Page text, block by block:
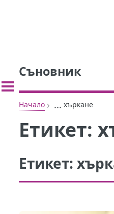
Съновник
Начало › ... хъркане
Етикет:
Етикет: